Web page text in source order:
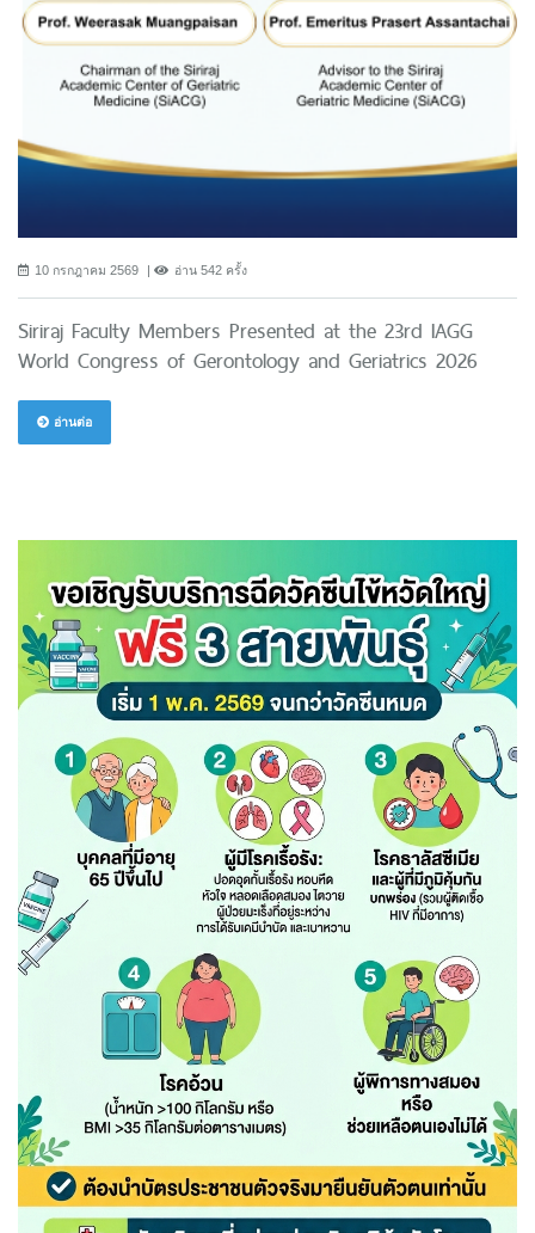
10 กรกฎาคม 2569 อ่าน 542 ครั้ง
Siriraj Faculty Members Presented at the 23rd IAGG
World Congress of Gerontology and Geriatrics 2026
อ่านต่อ